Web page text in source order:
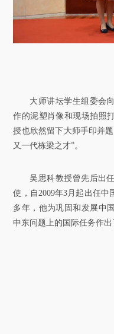
大师讲坛学生组委会
作的泥塑肖像和现场拍照
授也欣然留下大师手印并
又一代栋梁之才”。
吴思科教授曾先后出
使，自2009年3月起出任
多年，他为巩固和发展中
中东问题上的国际任务作出